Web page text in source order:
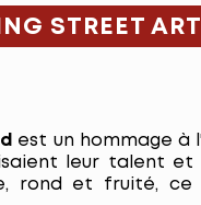
STREET
est un hommage à
leur talent
rond et fruité,